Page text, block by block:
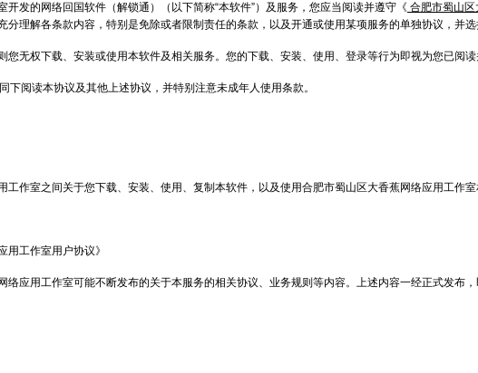
开发的网络回国软件（解锁通）（以下简称“本软件”）及服务，您应当阅读并遵守《 合肥市蜀山
分理解各条款内容，特别是免除或者限制责任的条款，以及开通或使用某项服务的单独协议，并
您无权下载、安装或使用本软件及相关服务。您的下载、安装、使用、登录等行为即视为您已阅读
下阅读本协议及其他上述协议，并特别注意未成年人使用条款。
作室之间关于您下载、安装、使用、复制本软件，以及使用合肥市蜀山区大香蕉网络应用工作室
用工作室用户协议》
应用工作室可能不断发布的关于本服务的相关协议、业务规则等内容。上述内容一经正式发布